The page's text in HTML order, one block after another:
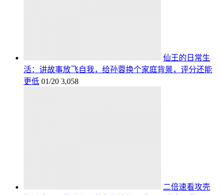
仙王的日常生
活：讲故事放飞自我，给孙蓉换个家庭背景，评分还能
更低 01/20 3,058
二倍速看攻壳